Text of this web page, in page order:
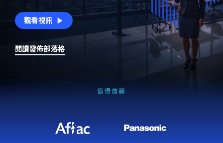
觀看視訊
閱讀發佈部落格
值得信賴